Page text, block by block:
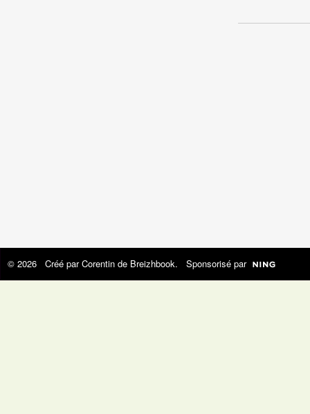
© 2026 Créé parCorentin de Breizhbook. Sponsorisé par